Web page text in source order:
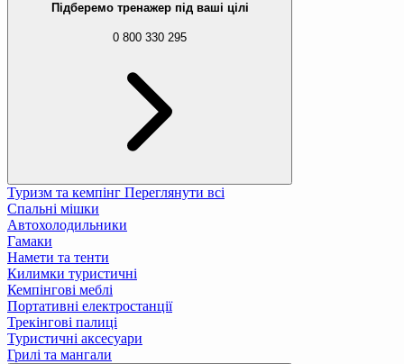
Підберемо тренажер під ваші цілі
0 800 330 295
Туризм та кемпінг Переглянути всі
Спальні мішки
Автохолодильники
Гамаки
Намети та тенти
Килимки туристичні
Кемпінгові меблі
Портативні електростанції
Трекінгові палиці
Туристичні аксесуари
Грилі та мангали